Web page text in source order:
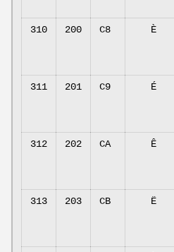
310 200 C8 È
311 201 C9 É
312 202 CA Ê
313 203 CB Ë